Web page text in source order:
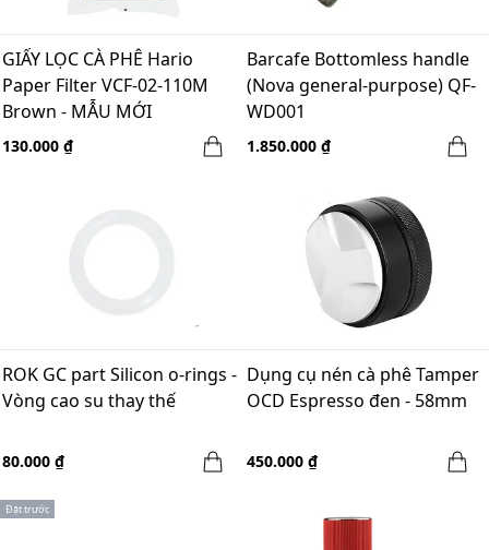
GIẤY LỌC CÀ PHÊ Hario
Paper Filter VCF-02-110M
Brown - MẪU MỚI
130.000 ₫
Barcafe Bottomless handle
(Nova general-purpose) QF-
WD001
1.850.000 ₫
ROK GC part Silicon o-rings -
Vòng cao su thay thế
80.000 ₫
Dụng cụ nén cà phê Tamper
OCD Espresso đen - 58mm
450.000 ₫
Đặt trước